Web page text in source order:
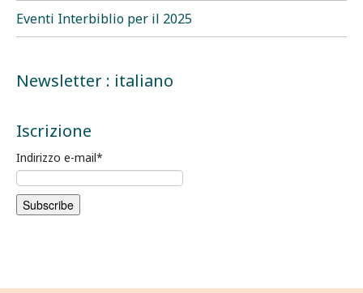
Eventi Interbiblio per il 2025
Newsletter : italiano
Iscrizione
Indirizzo e-mail*